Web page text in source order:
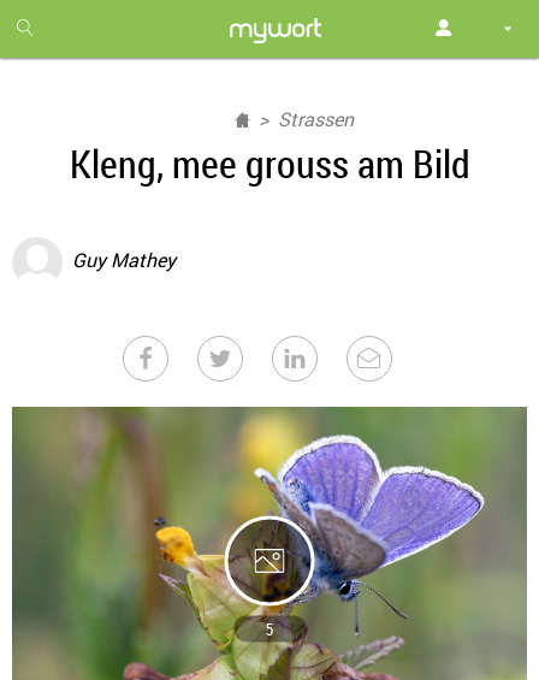
month
free
Strassen
Kleng, mee grouss am Bild
Guy Mathey
5